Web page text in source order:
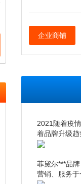
企业商铺
2021随着疫
着品牌升级
菲黛尔***品
营销、服务